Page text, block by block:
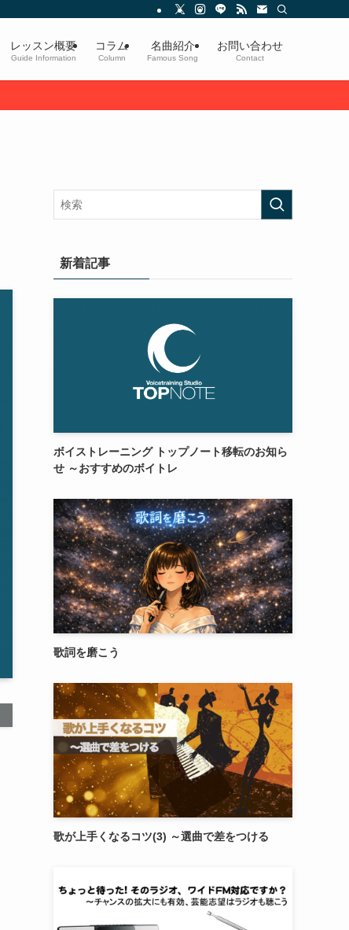
レッスン概要
Guide Information
コラム
Column
名曲紹介
Famous Song
お問い合わせ
Contact
新着記事
ボイストレーニング トップノート移転のお知ら
せ ～おすすめのボイトレ
歌詞を磨こう
歌が上手くなるコツ(3) ～選曲で差をつける